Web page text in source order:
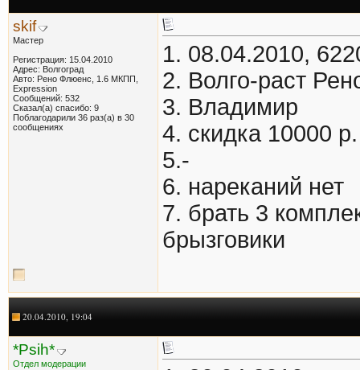
skif
Мастер
Регистрация: 15.04.2010
Адрес: Волгоград
Авто: Рено Флюенс, 1.6 МКПП,
Expression
Сообщений: 532
Сказал(а) спасибо: 9
Поблагодарили 36 раз(а) в 30
сообщениях
1. 08.04.2010,
2. Волго-раст
3. Владимир
4. скидка 10000 р.
5.-
6. нареканий нет
7. брать 3
брызговики
20.04.2010, 19:04
*Psih*
Отдел модерации